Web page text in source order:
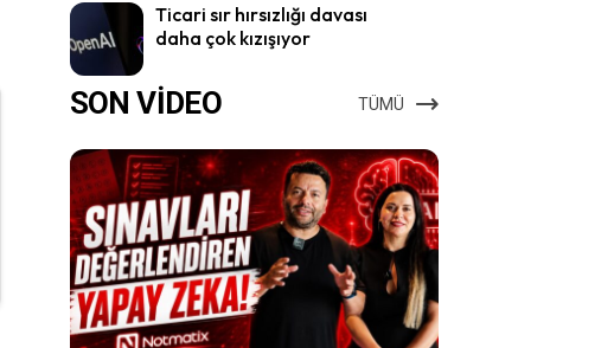
Ticari sır hırsızlığı davası
daha çok kızışıyor
SON VİDEO TÜMÜ